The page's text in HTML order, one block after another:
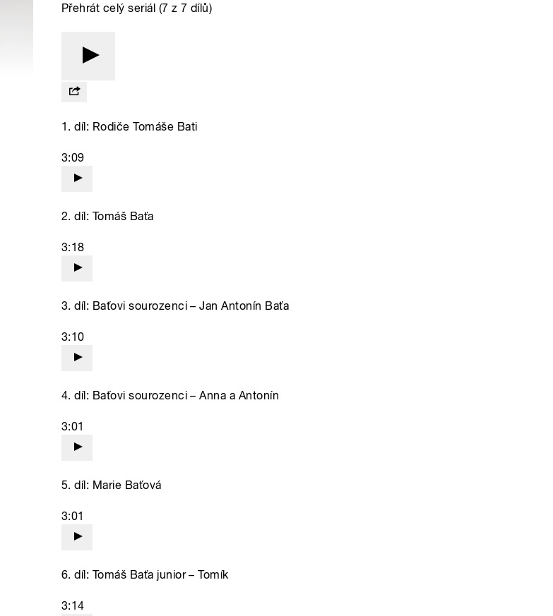
Přehrát celý seriál (7 z 7 dílů)
1. díl: Rodiče Tomáše Bati
3:09
2. díl: Tomáš Baťa
3:18
3. díl: Baťovi sourozenci – Jan Antonín Baťa
3:10
4. díl: Baťovi sourozenci – Anna a Antonín
3:01
5. díl: Marie Baťová
3:01
6. díl: Tomáš Baťa junior – Tomík
3:14